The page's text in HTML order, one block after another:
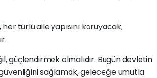
türlü aile yapısını koruyacak,
güçlendirmek olmalıdır. Bugün devletin
sağlamak, geleceğe umutla